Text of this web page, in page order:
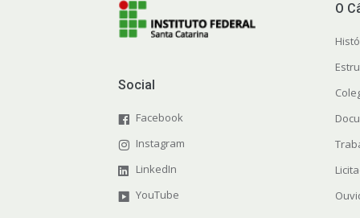
Social
Facebook
Instagram
LinkedIn
YouTube
O